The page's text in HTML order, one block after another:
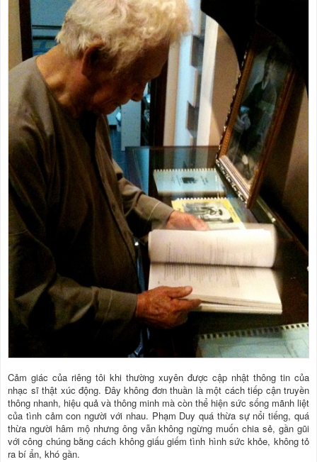
Cảm giác của riêng tôi khi thường xuyên được cập nhật thông tin của
nhạc sĩ thật xúc động. Đây không đơn thuần là một cách tiếp cận truyền
thông nhanh, hiệu quả và thông minh mà còn thể hiện sức sống mãnh liệt
của tình cảm con người với nhau. Phạm Duy quá thừa sự nổi tiếng, quá
thừa người hâm mộ nhưng ông vẫn không ngừng muốn chia sẻ, gần gũi
với công chúng bằng cách không giấu giếm tình hình sức khỏe, không tỏ
ra bí ẩn, khó gần.